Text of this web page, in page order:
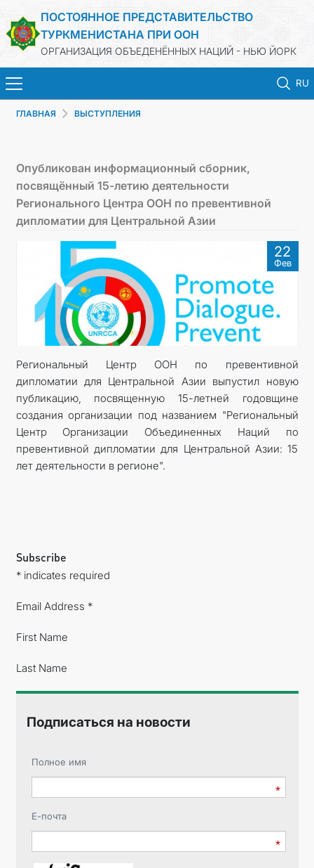
ПОСТОЯННОЕ ПРЕДСТАВИТЕЛЬСТВО
ТУРКМЕНИСТАНА ПРИ ООН
ОРГАНИЗАЦИЯ ОБЪЕДЕНЁННЫХ НАЦИЙ - НЬЮ ЙОРК
RU
TURKMENISTAN
PRIORITY POSITIONS
STATEMENTS & DOCUMENTS
DIPLOMACY
PERMANENT NEUTRALITY
SUSTAINABLE TRANSPORT
CONTACT US
ГЛАВНАЯ ВЫСТУПЛЕНИЯ
Опубликован информационный сборник,
посвящённый 15-летию деятельности
Регионального Центра ООН по превентивной
дипломатии для Центральной Азии
22
Фев
Региональный Центр ООН по превентивной
дипломатии для Центральной Азии выпустил новую
публикацию, посвященную 15-летней годовщине
создания организации под названием "Региональный
Центр Организации Объединенных Наций по
превентивной дипломатии для Центральной Азии: 15
лет деятельности в регионе".
Subscribe
* indicates required
Email Address *
First Name
Last Name
Подписаться на новости
Полное имя
Е-почта